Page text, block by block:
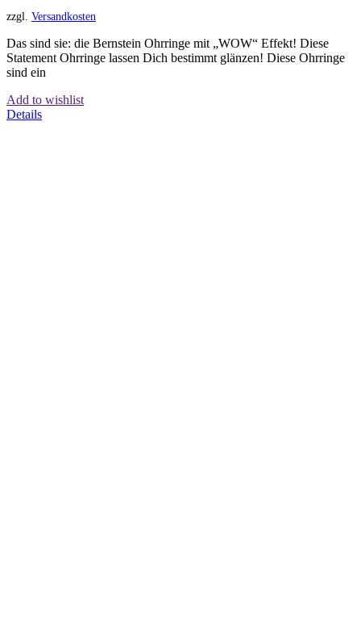
zzgl. Versandkosten
Das sind sie: die Bernstein Ohrringe mit „WOW“ Effekt! Diese
Statement Ohrringe lassen Dich bestimmt glänzen! Diese Ohrringe
sind ein
Add to wishlist
Details